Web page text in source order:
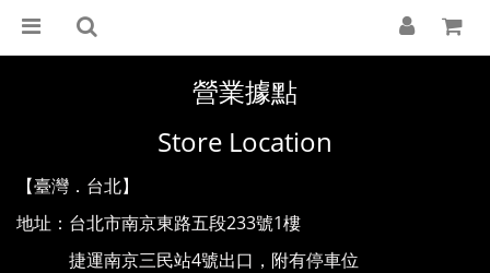
營業據點
Store Location
【臺灣．台北】
地址：台北市南京東路五段233號1樓
捷運南京三民站4號出口，附有停車位